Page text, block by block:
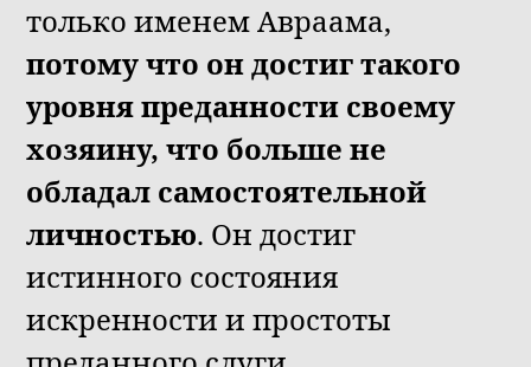
только именем Авраама,
потому что он достиг такого
уровня преданности своему
хозяину, что больше не
обладал самостоятельной
личностью. Он достиг
истинного состояния
искренности и простоты